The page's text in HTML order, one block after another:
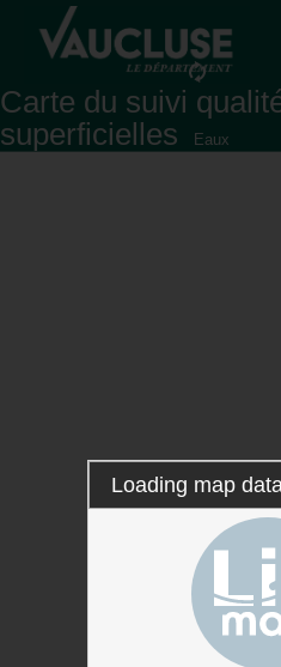
Carte du suivi
superficielles
Eaux
Loading map data